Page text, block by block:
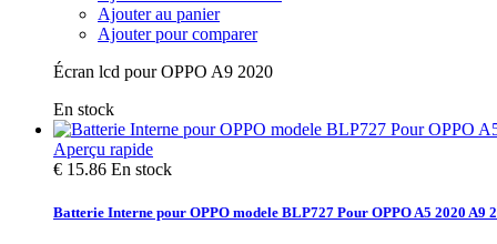
Ajouter au panier
Ajouter pour comparer
Écran lcd pour OPPO A9 2020
En stock
Aperçu rapide
€ 15.86 En stock
Batterie Interne pour OPPO modele BLP727 Pour OPPO A5 2020 A9